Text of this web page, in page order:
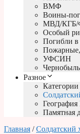
ВМФ
Воины-
МВД/
Особый
Погибли в
Пожарные,
УФСИН
Чернобыль
Разное
Категории
Памятная
Главная /Солдатский